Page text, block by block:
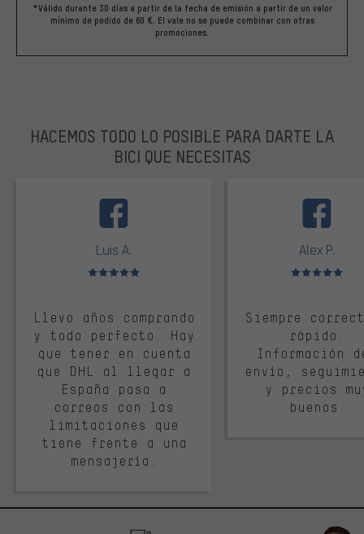
*Válido durante 30 días a partir de la fecha de emisión a partir de un valor
mínimo de pedido de 60 €. El vale no se puede combinar con otras
promociones.
HACEMOS TODO LO POSIBLE PARA DARTE LA
BICI QUE NECESITAS
Luis A.
Valoración media: 5 de 5
Llevo años comprando
y todo perfecto. Hay
que tener en cuenta
que DHL al llegar a
España pasa a
correos con las
limitaciones que
tiene frente a una
mensajería.
Alex P.
Valoración
Siempre
rápido.
Información
envío,
y precios
buenos.